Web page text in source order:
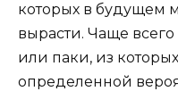
которых в будущем
вырасти. Чаще
или паки, из
определенной